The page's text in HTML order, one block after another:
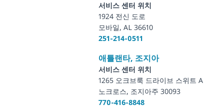
서비스 센터 위치
1924 전신 도로
모바일, AL 36610
251-214-0511
애틀랜타, 조지아
서비스 센터 위치
1265 오크브룩 드라이브 스위트 A
노크로스, 조지아주 30093
770-416-8848